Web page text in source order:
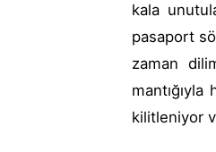
kala
pasaport
zaman
kilitleniyor